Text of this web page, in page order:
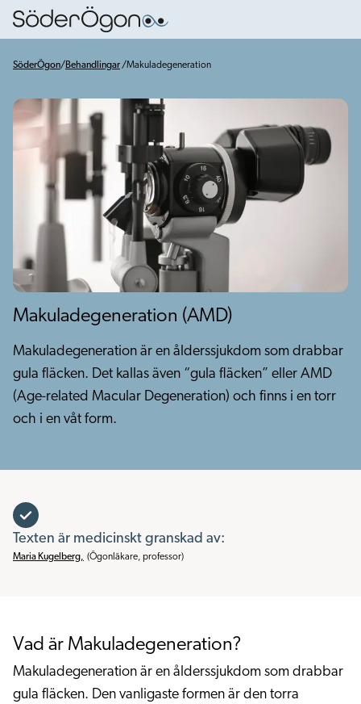
SöderÖgon/Behandlingar/Makuladegeneration
Makuladegeneration (AMD)
Makuladegeneration är en ålderssjukdom som drabbar
gula fläcken. Det kallas även “gula fläcken” eller AMD
(Age-related Macular Degeneration) och finns i en torr
och i en våt form.
Texten är medicinskt granskad av:
Maria Kugelberg, (Ögonläkare, professor)
Vad är Makuladegeneration?
Makuladegeneration är en ålderssjukdom som drabbar
gula fläcken. Den vanligaste formen är den torra